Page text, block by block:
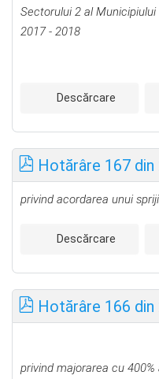
Sectorului 2 al
2017 - 2018
Descărcare
Hotărâre 167 din
privind acordarea unui
Descărcare
Hotărâre 166 din
privind majorarea cu